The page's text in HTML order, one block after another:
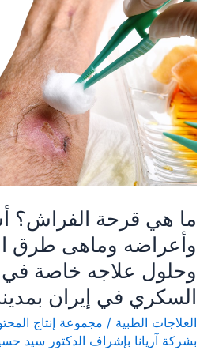
ما هي قرحة الفراش؟
وأعراضه وماهی طرق
وحلول علاجه خاصة
السكري في إيران
العلاجات الطبية / مجموعة إنتاج
بشركة آریانا بإشراف الدكتور سيد
هي
قرحة
الفراش؟
أسبابه
وأعراضه
وماهی
طرق
الوقاية
علاجه
خاصة
في
مرض
السكري
في